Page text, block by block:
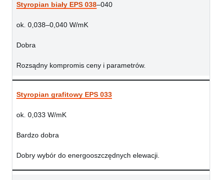
Styropian biały EPS 038–040
ok. 0,038–0,040 W/mK
Dobra
Rozsądny kompromis ceny i parametrów.
Styropian grafitowy EPS 033
ok. 0,033 W/mK
Bardzo dobra
Dobry wybór do energooszczędnych elewacji.